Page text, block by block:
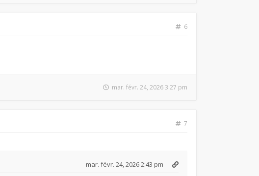
6
mar. févr. 24, 2026 3:27 pm
7
mar. févr. 24, 2026 2:43 pm